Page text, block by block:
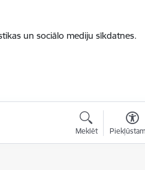
un sociālo mediju sīkdatnes.
Meklēt